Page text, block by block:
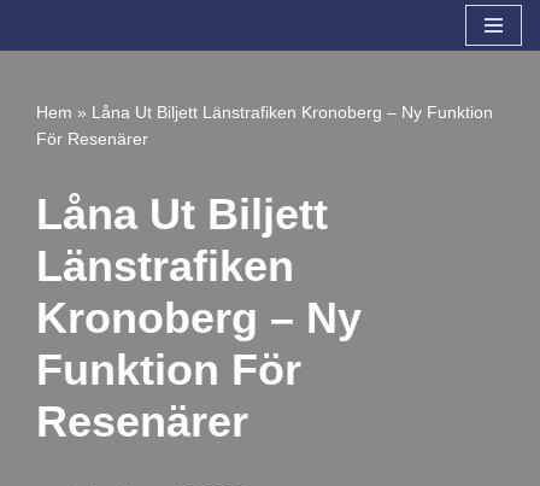
innehåll
Hem » Låna Ut Biljett Länstrafiken Kronoberg – Ny Funktion
För Resenärer
Låna Ut Biljett
Länstrafiken
Kronoberg – Ny
Funktion För
Resenärer